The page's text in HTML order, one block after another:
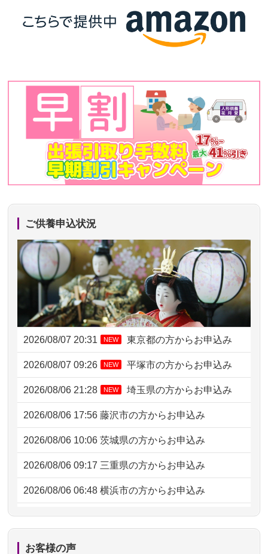
ご供養申込状況
2026/08/07 20:31 NEW 東京都の方からお申込み
2026/08/07 09:26 NEW 平塚市の方からお申込み
2026/08/06 21:28 NEW 埼玉県の方からお申込み
2026/08/06 17:56 藤沢市の方からお申込み
2026/08/06 10:06 茨城県の方からお申込み
2026/08/06 09:17 三重県の方からお申込み
2026/08/06 06:48 横浜市の方からお申込み
2026/08/05 15:07 東京都の方からお申込み
2026/08/05 11:33
お客様の声